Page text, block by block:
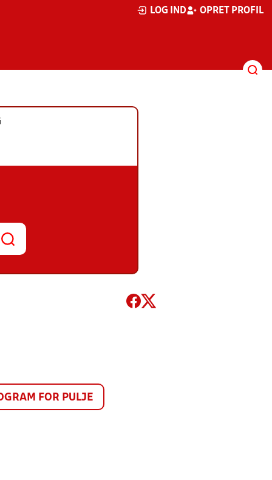
LOG IND OPRET PROFIL
FOR PULJE